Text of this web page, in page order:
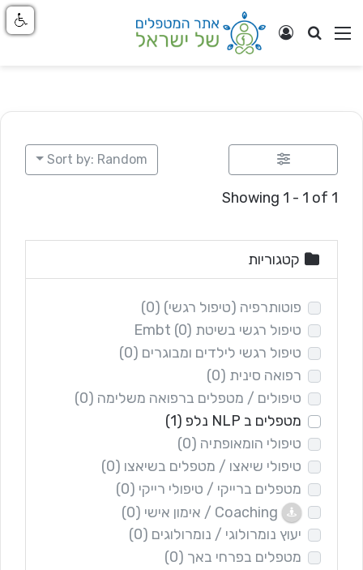
ניווט באתר
חפש התחבר
Showing 1 - 1 of 1
Sort by: Random
קטגוריות
פוטותרפיה (טיפול רגשי) (0)
טיפול רגשי בשיטת Embt (0)
טיפול רגשי לילדים ומבוגרים (0)
רפואה סינית (0)
טיפולים / מטפלים ברפואה משלימה (0)
מטפלים ב NLP נלפ
(1)
טיפולי הומאופתיה (0)
טיפולי שיאצו / מטפלים בשיאצו (0)
מטפלים ברייקי / טיפולי רייקי (0)
Coaching / אימון אישי
(0)
יעוץ נומרולוגי / נומרולוגים (0)
מטפלים בפרחי באך (0)